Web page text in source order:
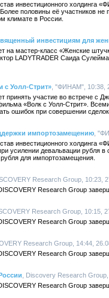
инвестиционного холдинга
половины её участников
климате в России.
инвестициям для
мастер-класс «Женские
LADYTRADER Саида
с Уолл-Стрит» , "ФИНАМ", 10:38,
участие во встрече с
«Волк с Уолл-Стрит».
ошибок при совершении сделок.
импортозамещению ,
инвестиционного
усилении девальвации
для импортозамещения.
Research Group, 10:23,
Research Group
Research Group, 10:15,
Research Group
Research Group, 14:44,
Research Group
, Discovery Research
Research Group